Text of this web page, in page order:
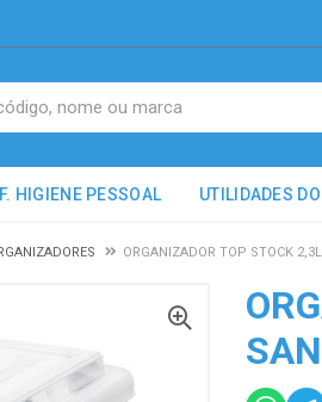
HIGIENE PESSOAL UTILIDADES
ORGANIZADOR TOP STOCK